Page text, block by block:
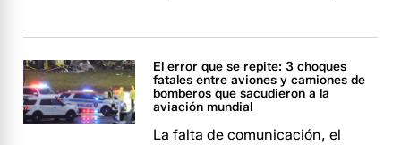
El error que se repite: 3 choques
fatales entre aviones y camiones de
bomberos que sacudieron a la
aviación mundial
La falta de comunicación, el